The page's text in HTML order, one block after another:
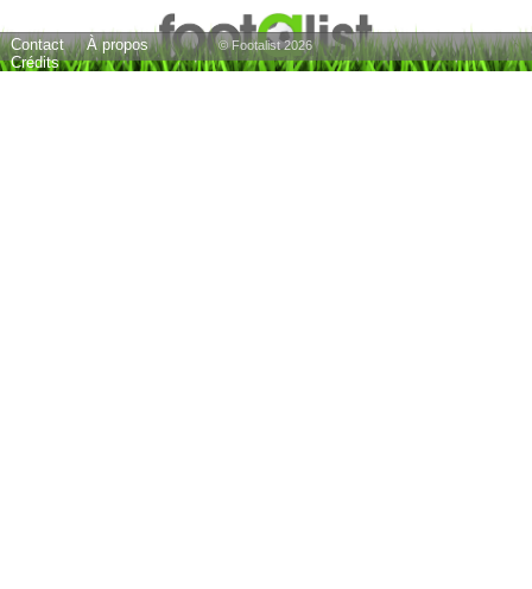
Contact
À propos
Crédits
© Footalist 2026